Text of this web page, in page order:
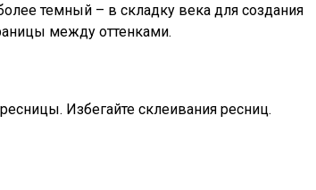
темный – в складку века для создания
между оттенками.
Избегайте склеивания ресниц.